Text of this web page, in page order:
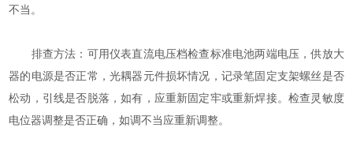
不当。
排查方法：可用仪表直流电压档检查标准电池两端电压，供放大
器的电源是否正常，光耦器元件损坏情况，记录笔固定支架螺丝是否
松动，引线是否脱落，如有，应重新固定牢或重新焊接。检查灵敏度
电位器调整是否正确，如调不当应重新调整。